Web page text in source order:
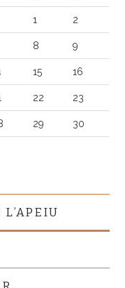
1 2
8 9
15 16
22 23
29 30